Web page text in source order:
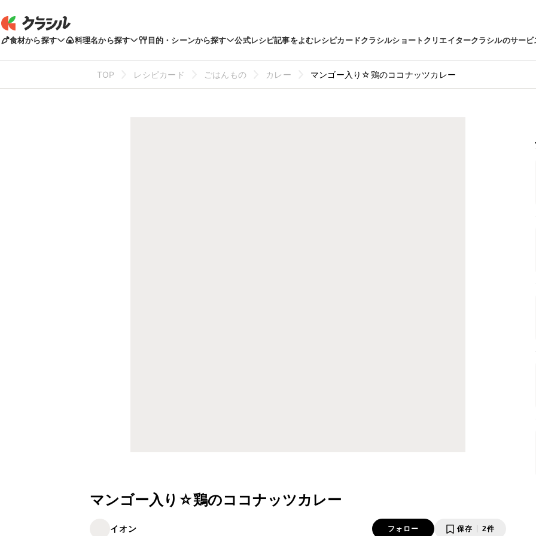
食材から探す 料理名から探す 目的・シーンから探す 公式レシピ記事をよむレシピカードクラシルショートクリエイタークラシルのサービ
TOP レシピカード ごはんもの カレー マンゴー入り☆鶏のココナッツカレー
マンゴー入り☆鶏のココナッツカレー
イオン フォロー 保存 2件